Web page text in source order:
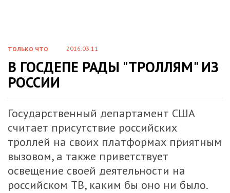
ТОЛЬКО ЧТО 2016.03.11
В ГОСДЕПЕ РАДЫ "ТРОЛЛЯМ" ИЗ
РОССИИ
Государственный департамент США
считает присутствие российских
троллей на своих платформах приятным
вызовом, а также приветствует
освещение своей деятельности на
российском ТВ, каким бы оно ни было.